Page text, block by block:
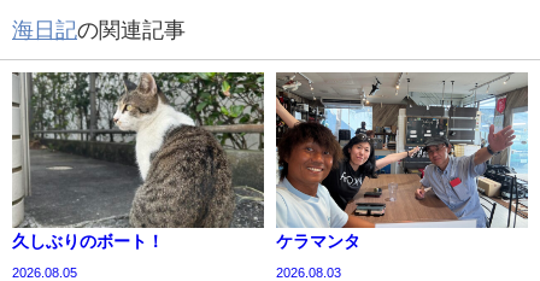
海日記の関連記事
久しぶりのボート！
2026.08.05
ケラマンタ
2026.08.03